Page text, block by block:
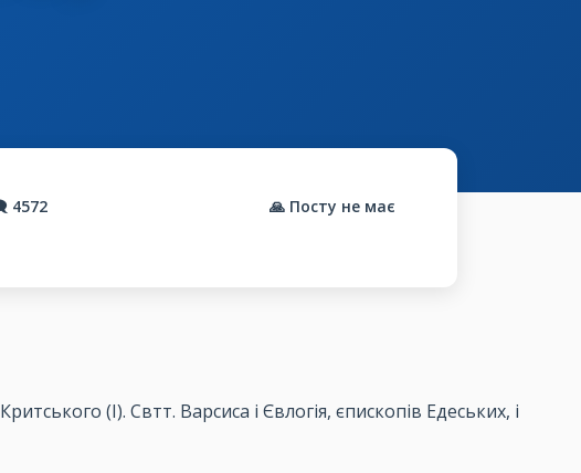
4572 🙏 Посту не має
(І). Свтт. Варсиса і Євлогія, єпископів Едеських, і